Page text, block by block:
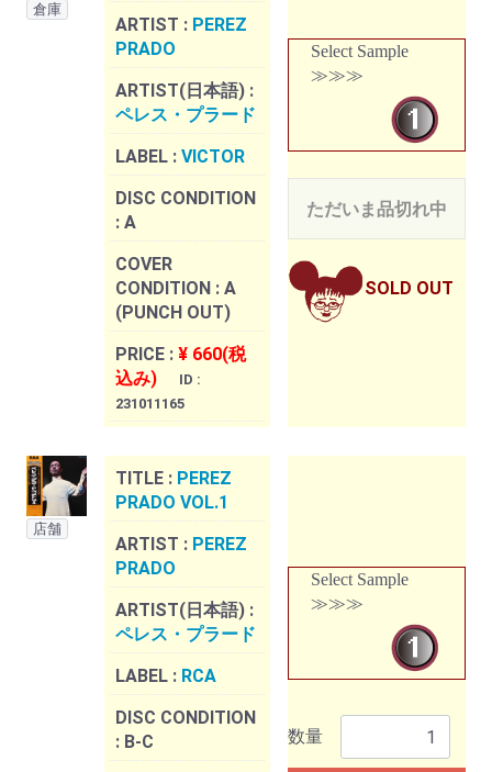
倉庫
ARTIST : PEREZ
PRADO
ARTIST(日本語) :
ペレス・プラード
LABEL : VICTOR
DISC CONDITION
: A
COVER
CONDITION : A
(PUNCH OUT)
PRICE : ¥ 660(税
込み)
ID :
231011165
Select Sample
≫≫≫
ただいま品切れ中
SOLD OUT
店舗
TITLE : PEREZ
PRADO VOL.1
ARTIST : PEREZ
PRADO
ARTIST(日本語) :
ペレス・プラード
LABEL : RCA
DISC CONDITION
: B-C
Select Sample
≫≫≫
数量